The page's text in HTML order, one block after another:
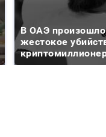
В ОАЭ произошло
жестокое